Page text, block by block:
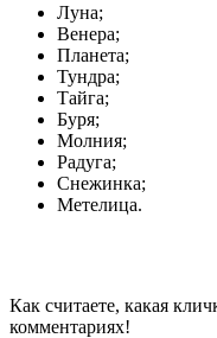
Луна;
Венера;
Планета;
Тундра;
Тайга;
Буря;
Молния;
Радуга;
Снежинка;
Метелица.
Как считаете, какая
комментариях!